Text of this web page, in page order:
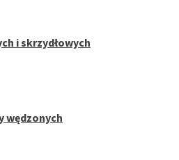
i skrzydłowych
wędzonych